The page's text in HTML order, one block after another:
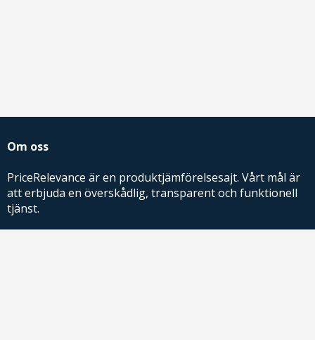
Om oss
PriceRelevance är en produktjämförelsesajt. Vårt mål är
att erbjuda en överskådlig, transparent och funktionell
tjänst.
PriceRelevance ägs och drivs av AdRelevance Sverige AB.